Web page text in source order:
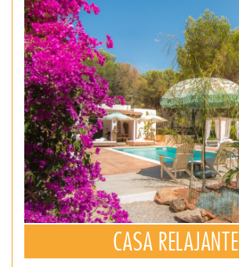
CASA RELAJANTE